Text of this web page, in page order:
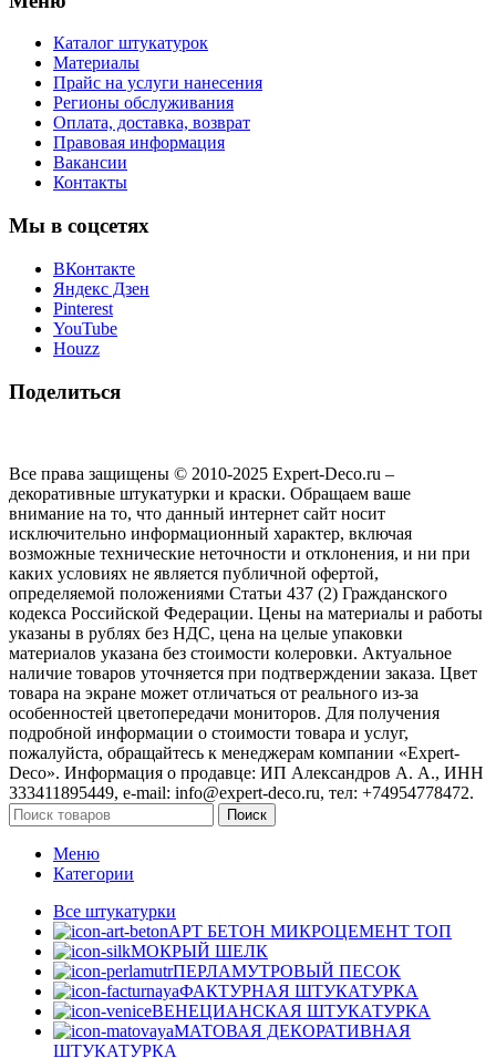
Каталог штукатурок
Материалы
Прайс на услуги нанесения
Регионы обслуживания
Оплата, доставка, возврат
Правовая информация
Вакансии
Контакты
Мы в соцсетях
ВКонтакте
Яндекс Дзен
Pinterest
YouTube
Houzz
Поделиться
Все права защищены © 2010-2025 Expert-Deco.ru –
декоративные штукатурки и краски. Обращаем ваше
внимание на то, что данный интернет сайт носит
исключительно информационный характер, включая
возможные технические неточности и отклонения, и ни при
каких условиях не является публичной офертой,
определяемой положениями Статьи 437 (2) Гражданского
кодекса Российской Федерации. Цены на материалы и работы
указаны в рублях без НДС, цена на целые упаковки
материалов указана без стоимости колеровки. Актуальное
наличие товаров уточняется при подтверждении заказа. Цвет
товара на экране может отличаться от реального из‑за
особенностей цветопередачи мониторов. Для получения
подробной информации о стоимости товара и услуг,
пожалуйста, обращайтесь к менеджерам компании «Expert-
Deco». Информация о продавце: ИП Александров А. А., ИНН
333411895449, e-mail: info@expert-deco.ru, тел: +74954778472.
Поиск
Меню
Категории
Все штукатурки
АРТ БЕТОН МИКРОЦЕМЕНТ ТОП
МОКРЫЙ ШЕЛК
ПЕРЛАМУТРОВЫЙ ПЕСОК
ФАКТУРНАЯ ШТУКАТУРКА
ВЕНЕЦИАНСКАЯ ШТУКАТУРКА
МАТОВАЯ ДЕКОРАТИВНАЯ
ШТУКАТУРКА